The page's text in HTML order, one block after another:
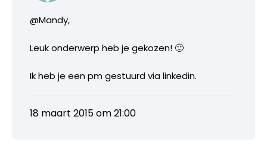
@Mandy,
Leuk onderwerp heb je gekozen! 🙂
Ik heb je een pm gestuurd via linkedin.
18 maart 2015 om 21:00